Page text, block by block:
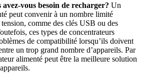
vous besoin de recharger? Un
peut convenir à un nombre limité
comme des clés USB ou des
ces types de concentrateurs
de compatibilité lorsqu’ils doivent
un trop grand nombre d’appareils. Par
alimenté peut être la meilleure solution